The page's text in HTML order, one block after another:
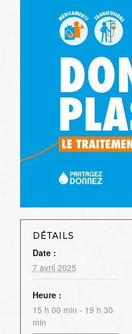
DÉTAILS
Date :
7 avril 2025
Heure :
15 h 00 min - 19 h 30
min